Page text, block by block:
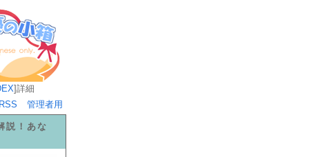
]詳細
RSS 管理者用
説！あな